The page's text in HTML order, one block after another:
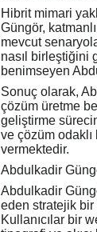
Hibrit mimari
Güngör,
mevcut
nasıl birleştiğini
benimseyen
Sonuç olarak,
çözüm üretme
geliştirme
ve çözüm
vermektedir.
Abdulkadir
Abdulkadir
eden stratejik bir
Kullanıcılar bir